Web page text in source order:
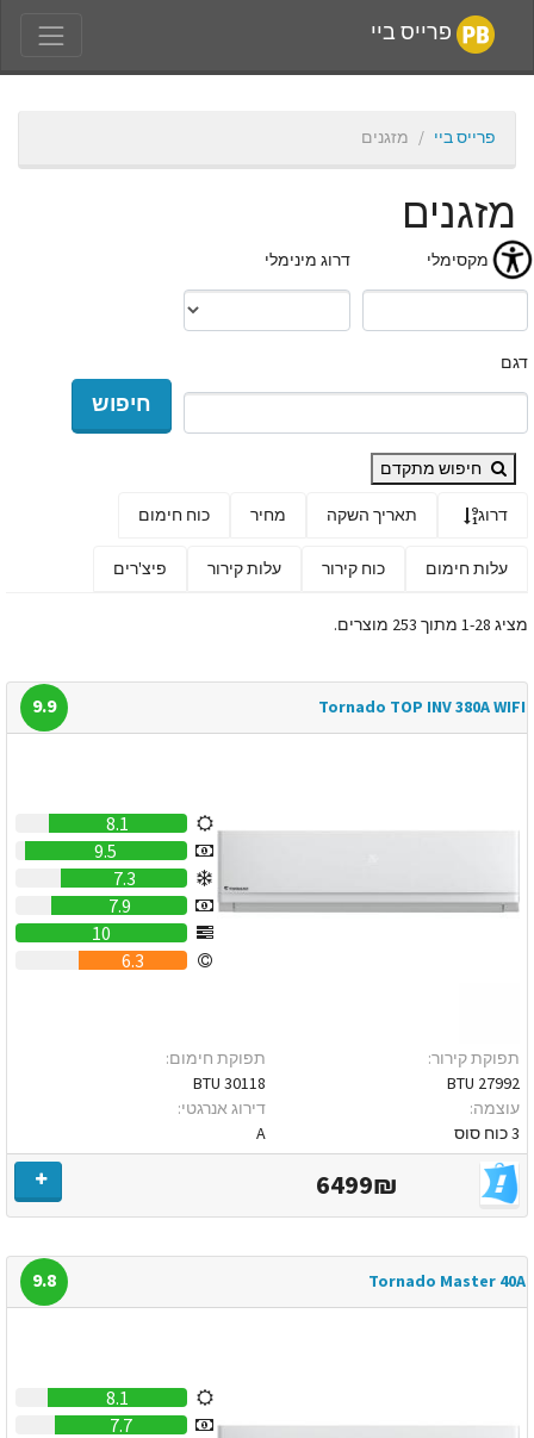
פרייס ביי
פרייס ביי מזגנים
מזגנים
מחיר מקסימלי דרוג מינימלי
דגם
חיפוש
חיפוש מתקדם
דרוג תאריך השקה מחיר כוח חימום
עלות חימום כוח קירור עלות קירור פיצ'רים
מציג 1-28 מתוך 253 מוצרים.
Tornado TOP INV 380A WIFI
9.9
8.1
9.5
7.3
7.9
10
6.3
תפוקת קירור:
27992 BTU
עוצמה:
3 כוח סוס
תפוקת חימום:
30118 BTU
דירוג אנרגטי:
A
6499₪
Tornado Master 40A
9.8
8.1
7.7